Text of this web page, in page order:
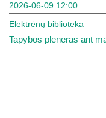
2026-06-09 12:00
Elektrėnų biblioteka
Tapybos pleneras ant